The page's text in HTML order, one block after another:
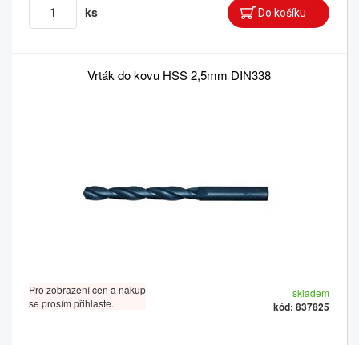
ks
Vrták do kovu HSS 2,5mm DIN338
Pro zobrazení cen a nákup
se prosím přihlaste.
skladem
kód: 837825